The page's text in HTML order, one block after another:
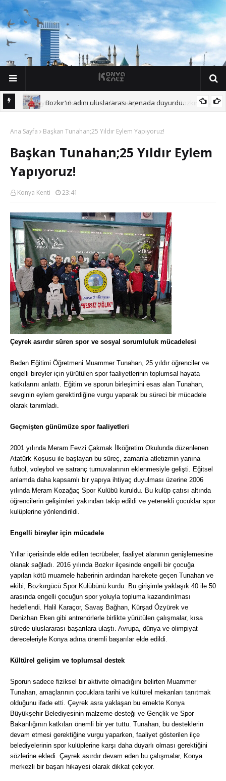
Doğal
Bozkır'ın adını uluslararası arenada duyurdu.
Ana Sayfa Başkan Tunahan;25 Yıldır Eylem Yapıyoruz!
Başkan Tunahan;25 Yıldır Eylem
Yapıyoruz!
Konya Kenti 23:41
Çeyrek asırdır süren spor ve sosyal sorumluluk mücadelesi
Beden Eğitimi Öğretmeni Muammer Tunahan, 25 yıldır öğrenciler ve
engelli bireyler için yürütülen spor faaliyetlerinin toplumsal hayata
katkılarını anlattı. Eğitim ve sporun birleşimini esas alan Tunahan,
sevginin eylem gerektirdiğine vurgu yaparak bu süreci bir mücadele
olarak tanımladı.
Geçmişten günümüze spor faaliyetleri
2001 yılında Meram Fevzi Çakmak İlköğretim Okulunda düzenlenen
Atatürk Koşusu ile başlayan bu süreç, zamanla atletizmin yanına
futbol, voleybol ve satranç turnuvalarının eklenmesiyle gelişti. Eğitsel
anlamda daha kapsamlı bir yapıya ihtiyaç duyulması üzerine 2006
yılında Meram Kozağaç Spor Kulübü kuruldu. Bu kulüp çatısı altında
öğrencilerin gelişimleri yakından takip edildi ve yetenekli çocuklar spor
kulüplerine yönlendirildi.
Engelli bireyler için mücadele
Yıllar içerisinde elde edilen tecrübeler, faaliyet alanının genişlemesine
olanak sağladı. 2016 yılında Bozkır ilçesinde engelli bir çocuğa
yapılan kötü muamele haberinin ardından harekete geçen Tunahan ve
ekibi, Bozkırgücü Spor Kulübünü kurdu. Bu girişimle yaklaşık 40 ile 50
arasında engelli çocuğun spor yoluyla topluma kazandırılması
hedeflendi. Halil Karaçor, Savaş Bağhan, Kürşad Özyürek ve
Denizhan Eken gibi antrenörlerle birlikte yürütülen çalışmalar, kısa
sürede uluslararası başarılara ulaştı. Avrupa, dünya ve olimpiyat
dereceleriyle Konya adına önemli başarılar elde edildi.
Kültürel gelişim ve toplumsal destek
Sporun sadece fiziksel bir aktivite olmadığını belirten Muammer
Tunahan, amaçlarının çocuklara tarihi ve kültürel mekanları tanıtmak
olduğunu ifade etti. Çeyrek asra yaklaşan bu emekte Konya
Büyükşehir Belediyesinin malzeme desteği ve Gençlik ve Spor
Bakanlığının katkıları önemli bir yer tuttu. Tunahan, bu desteklerin
devam etmesi gerektiğine vurgu yaparken, faaliyet gösterilen ilçe
belediyelerinin spor kulüplerine karşı daha duyarlı olması gerektiğini
sözlerine ekledi. Çeyrek asırdır devam eden bu çalışmalar, Konya
merkezli bir başarı hikayesi olarak dikkat çekiyor.